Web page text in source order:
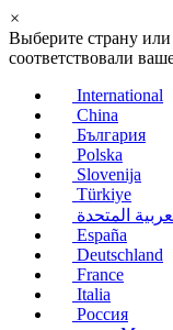
×
Выберите страну
соответствовали
International
China
България
Polska
Slovenija
Türkiye
المتحدة
España
Deutschland
France
Italia
Россия